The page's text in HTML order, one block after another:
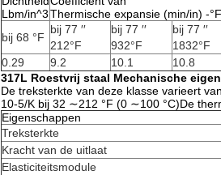
Lbm/in^3Thermische expansie (min/in) -°F
bij 68 °F
bij 77 ′′
212°F
bij 77 ′′
932°F
bij 77 ′′
1832°F
0.29
9.2 10.1 10.8
317L Roestvrij staal Mechanische
De treksterkte van deze klasse varieert
10-5/K bij 32 ∼212 °F (0 ∼100 °C)De
Eigenschappen
Treksterkte
Kracht van de uitlaat
Elasticiteitsmodule